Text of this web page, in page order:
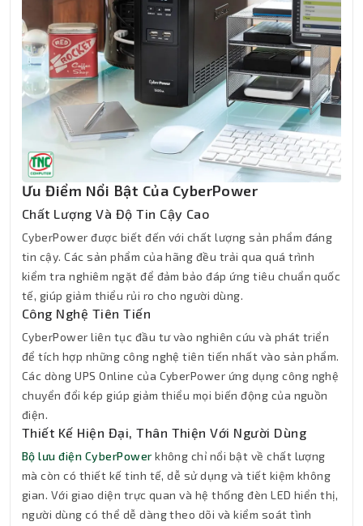
Ưu Điểm Nổi Bật Của CyberPower
Chất Lượng Và Độ Tin Cậy Cao
CyberPower được biết đến với chất lượng sản phẩm đáng
tin cậy. Các sản phẩm của hãng đều trải qua quá trình
kiểm tra nghiêm ngặt để đảm bảo đáp ứng tiêu chuẩn quốc
tế, giúp giảm thiểu rủi ro cho người dùng.
Công Nghệ Tiên Tiến
CyberPower liên tục đầu tư vào nghiên cứu và phát triển
để tích hợp những công nghệ tiên tiến nhất vào sản phẩm.
Các dòng UPS Online của CyberPower ứng dụng công nghệ
chuyển đổi kép giúp giảm thiểu mọi biến động của nguồn
điện.
Thiết Kế Hiện Đại, Thân Thiện Với Người Dùng
Bộ lưu điện CyberPowerkhông chỉ nổi bật về chất lượng
mà còn có thiết kế tinh tế, dễ sử dụng và tiết kiệm không
gian. Với giao diện trực quan và hệ thống đèn LED hiển thị,
người dùng có thể dễ dàng theo dõi và kiểm soát tình